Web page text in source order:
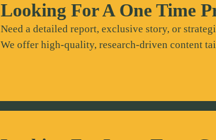
Looking For A One Time
Need a detailed report, exclusive story, or
We offer high-quality, research-driven content